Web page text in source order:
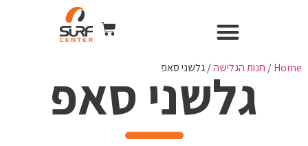
Home
/ חנות הגלישה/ גלשני סאפ
גלשני סאפ